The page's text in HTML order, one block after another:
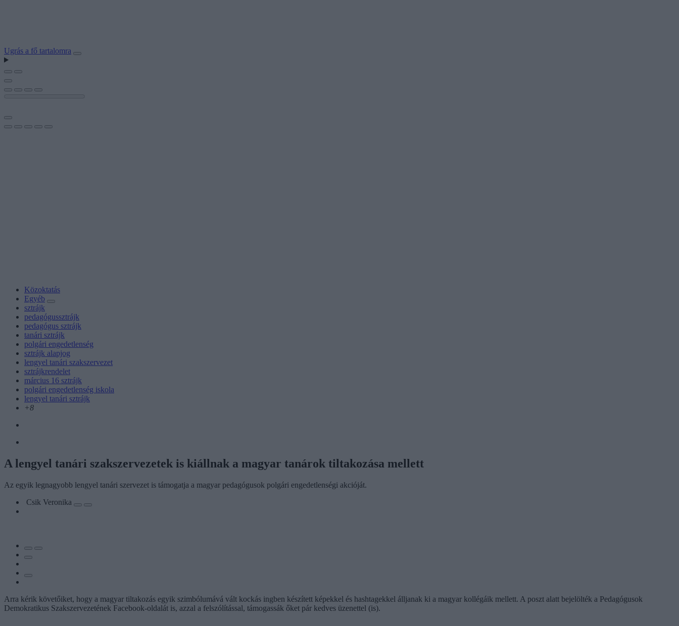
Ugrás a fő tartalomra
Közoktatás
Egyéb
sztrájk
pedagógussztrájk
pedagógus sztrájk
tanári sztrájk
polgári engedetlenség
sztrájk alapjog
lengyel tanári szakszervezet
sztrájkrendelet
március 16 sztrájk
polgári engedetlenség iskola
lengyel tanári sztrájk
+8
A lengyel tanári szakszervezetek is kiállnak a magyar tanárok tiltakozása mellett
Az egyik legnagyobb lengyel tanári szervezet is támogatja a magyar pedagógusok polgári engedetlenségi akcióját.
Csik Veronika
Arra kérik követőiket, hogy a magyar tiltakozás egyik szimbólumává vált kockás ingben készített képekkel és hashtagekkel álljanak ki a magyar kollégáik mellett. A poszt alatt bejelölték a Pedagógusok
Demokratikus Szakszervezetének Facebook-oldalát is, azzal a felszólítással, támogassák őket pár kedves üzenettel (is).